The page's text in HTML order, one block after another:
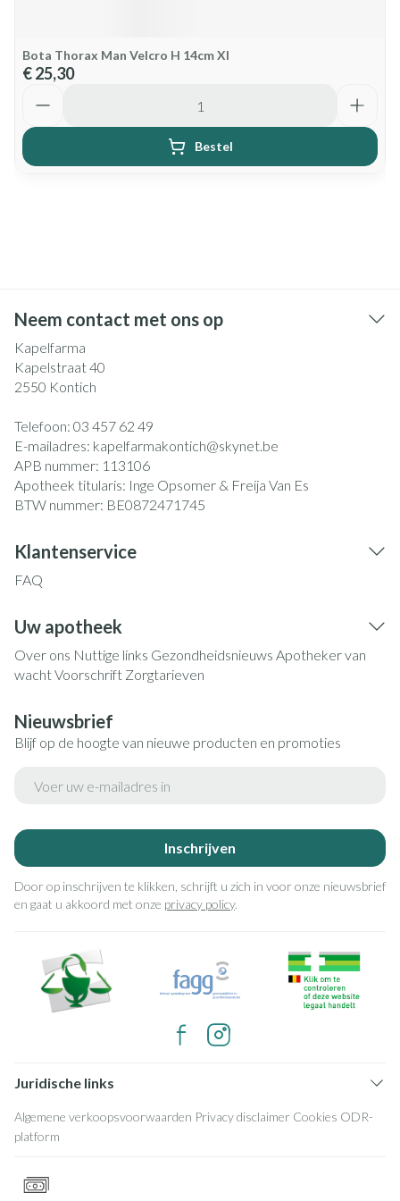
Bota Thorax Man Velcro H 14cm Xl
€ 25,30
Bestel
Neem contact met ons op
Kapelfarma
Kapelstraat 40
2550 Kontich
Telefoon: 03 457 62 49
E-mailadres: kapelfarmakontich@skynet.be
APB nummer: 113106
Apotheek titularis: Inge Opsomer & Freija Van Es
BTW nummer: BE0872471745
Klantenservice
FAQ
Uw apotheek
Over ons Nuttige links Gezondheidsnieuws Apotheker van
wachtVoorschrift Zorgtarieven
Nieuwsbrief
Blijf op de hoogte van nieuwe producten en promoties
Inschrijven
Door op inschrijven te klikken, schrijft u zich in voor onze nieuwsbrief
en gaat u akkoord met onze privacy policy.
Juridische links
Algemene verkoopsvoorwaarden Privacy disclaimer Cookies ODR-
platform